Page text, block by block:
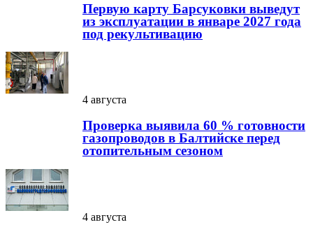
Первую карту Барсуковки выведут
из эксплуатации в январе 2027 года
под рекультивацию
4 августа
Проверка выявила 60 % готовности
газопроводов в Балтийске перед
отопительным сезоном
4 августа